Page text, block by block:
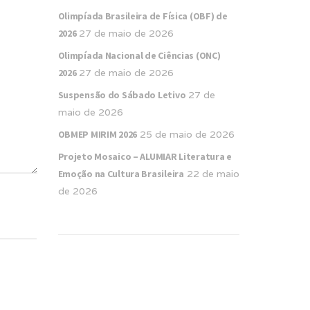
Olimpíada Brasileira de Física (OBF) de
2026 27 de maio de 2026
Olimpíada Nacional de Ciências (ONC)
2026 27 de maio de 2026
Suspensão do Sábado Letivo 27 de
maio de 2026
OBMEP MIRIM 2026 25 de maio de 2026
Projeto Mosaico – ALUMIAR Literatura e
Emoção na Cultura Brasileira 22 de maio
de 2026